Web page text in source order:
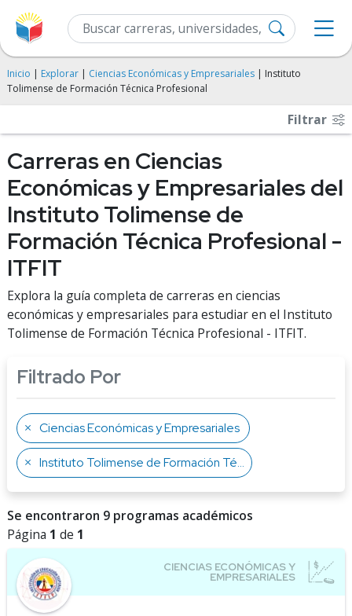
Inicio | Explorar | Ciencias Económicas y Empresariales | Instituto
Tolimense de Formación Técnica Profesional
Filtrar
Carreras en Ciencias
Económicas y Empresariales del
Instituto Tolimense de
Formación Técnica Profesional -
ITFIT
Explora la guía completa de carreras en ciencias
económicas y empresariales para estudiar en el Instituto
Tolimense de Formación Técnica Profesional - ITFIT.
Filtrado Por
Ciencias Económicas y Empresariales
Instituto Tolimense de Formación Técnica Profesional
Se encontraron 9 programas académicos
Página 1 de 1